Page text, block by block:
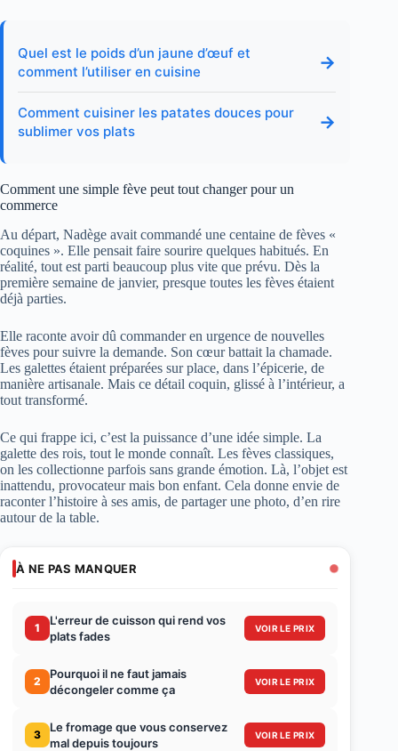
Quel est le poids d’un jaune d’œuf et
comment l’utiliser en cuisine
→
Comment cuisiner les patates douces pour
sublimer vos plats
→
Comment une simple fève peut tout changer pour un
commerce
Au départ, Nadège avait commandé une centaine de fèves «
coquines ». Elle pensait faire sourire quelques habitués. En
réalité, tout est parti beaucoup plus vite que prévu. Dès la
première semaine de janvier, presque toutes les fèves étaient
déjà parties.
Elle raconte avoir dû commander en urgence de nouvelles
fèves pour suivre la demande. Son cœur battait la chamade.
Les galettes étaient préparées sur place, dans l’épicerie, de
manière artisanale. Mais ce détail coquin, glissé à l’intérieur, a
tout transformé.
Ce qui frappe ici, c’est la puissance d’une idée simple. La
galette des rois, tout le monde connaît. Les fèves classiques,
on les collectionne parfois sans grande émotion. Là, l’objet est
inattendu, provocateur mais bon enfant. Cela donne envie de
raconter l’histoire à ses amis, de partager une photo, d’en rire
autour de la table.
À NE PAS MANQUER
1
L'erreur de cuisson qui rend vos
plats fades
VOIR LE PRIX
2
Pourquoi il ne faut jamais
décongeler comme ça
VOIR LE PRIX
3
Le fromage que vous conservez
mal depuis toujours
VOIR LE PRIX